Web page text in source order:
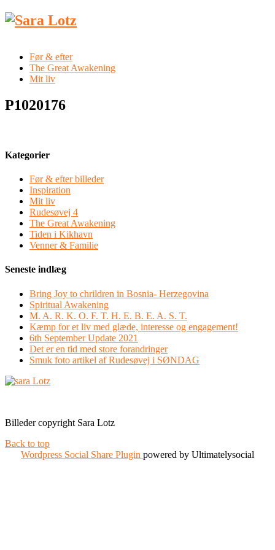
Før & efter
The Great Awakening
Mit liv
P1020176
Kategorier
Før & efter billeder
Inspiration
Mit liv
Rudesøvej 4
The Great Awakening
Tiden i Kikhavn
Venner & Familie
Seneste indlæg
Bring Joy to chrildren in Bosnia- Herzegovina
Spiritual Awakening
M. A. R. K. O. F. T. H. E. B. E. A. S. T.
Kæmp for et liv med glæde, interesse og engagement!
6th September Update 2021
Det er en tid med store forandringer
Smuk foto artikel af Rudesøvej i SØNDAG
Billeder copyright Sara Lotz
Back to top
Wordpress Social Share Plugin powered by Ultimatelysocial